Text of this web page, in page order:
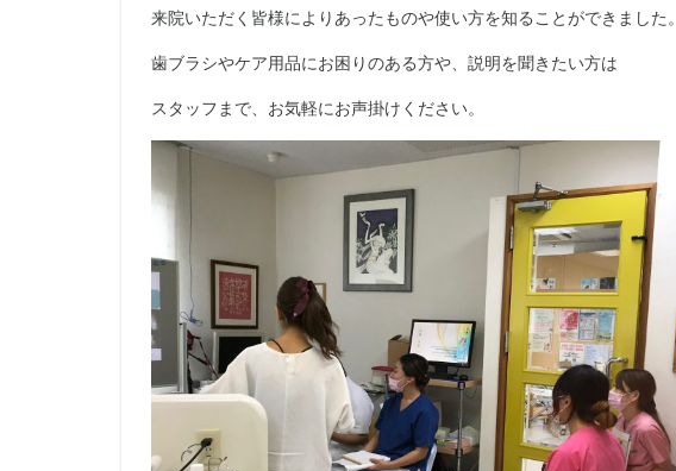
来院いただく皆様によりあったものや使い方を知ることができました。
歯ブラシやケア用品にお困りのある方や、説明を聞きたい方は
スタッフまで、お気軽にお声掛けください。